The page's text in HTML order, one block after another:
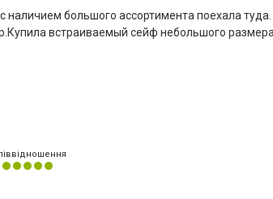
наличием большого ассортимента поехала туда.
встраиваемый сейф небольшого